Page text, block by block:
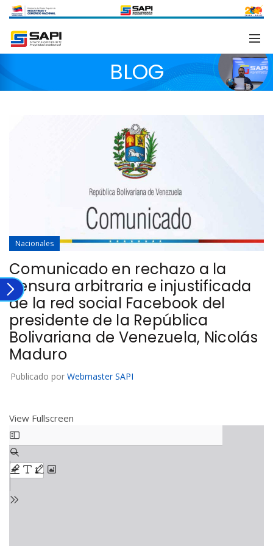
BLOG
Nacionales
Comunicado en rechazo a la
censura arbitraria e injustificada
de la red social Facebook del
presidente de la República
Bolivariana de Venezuela, Nicolás
Maduro
Publicado por Webmaster SAPI
View Fullscreen